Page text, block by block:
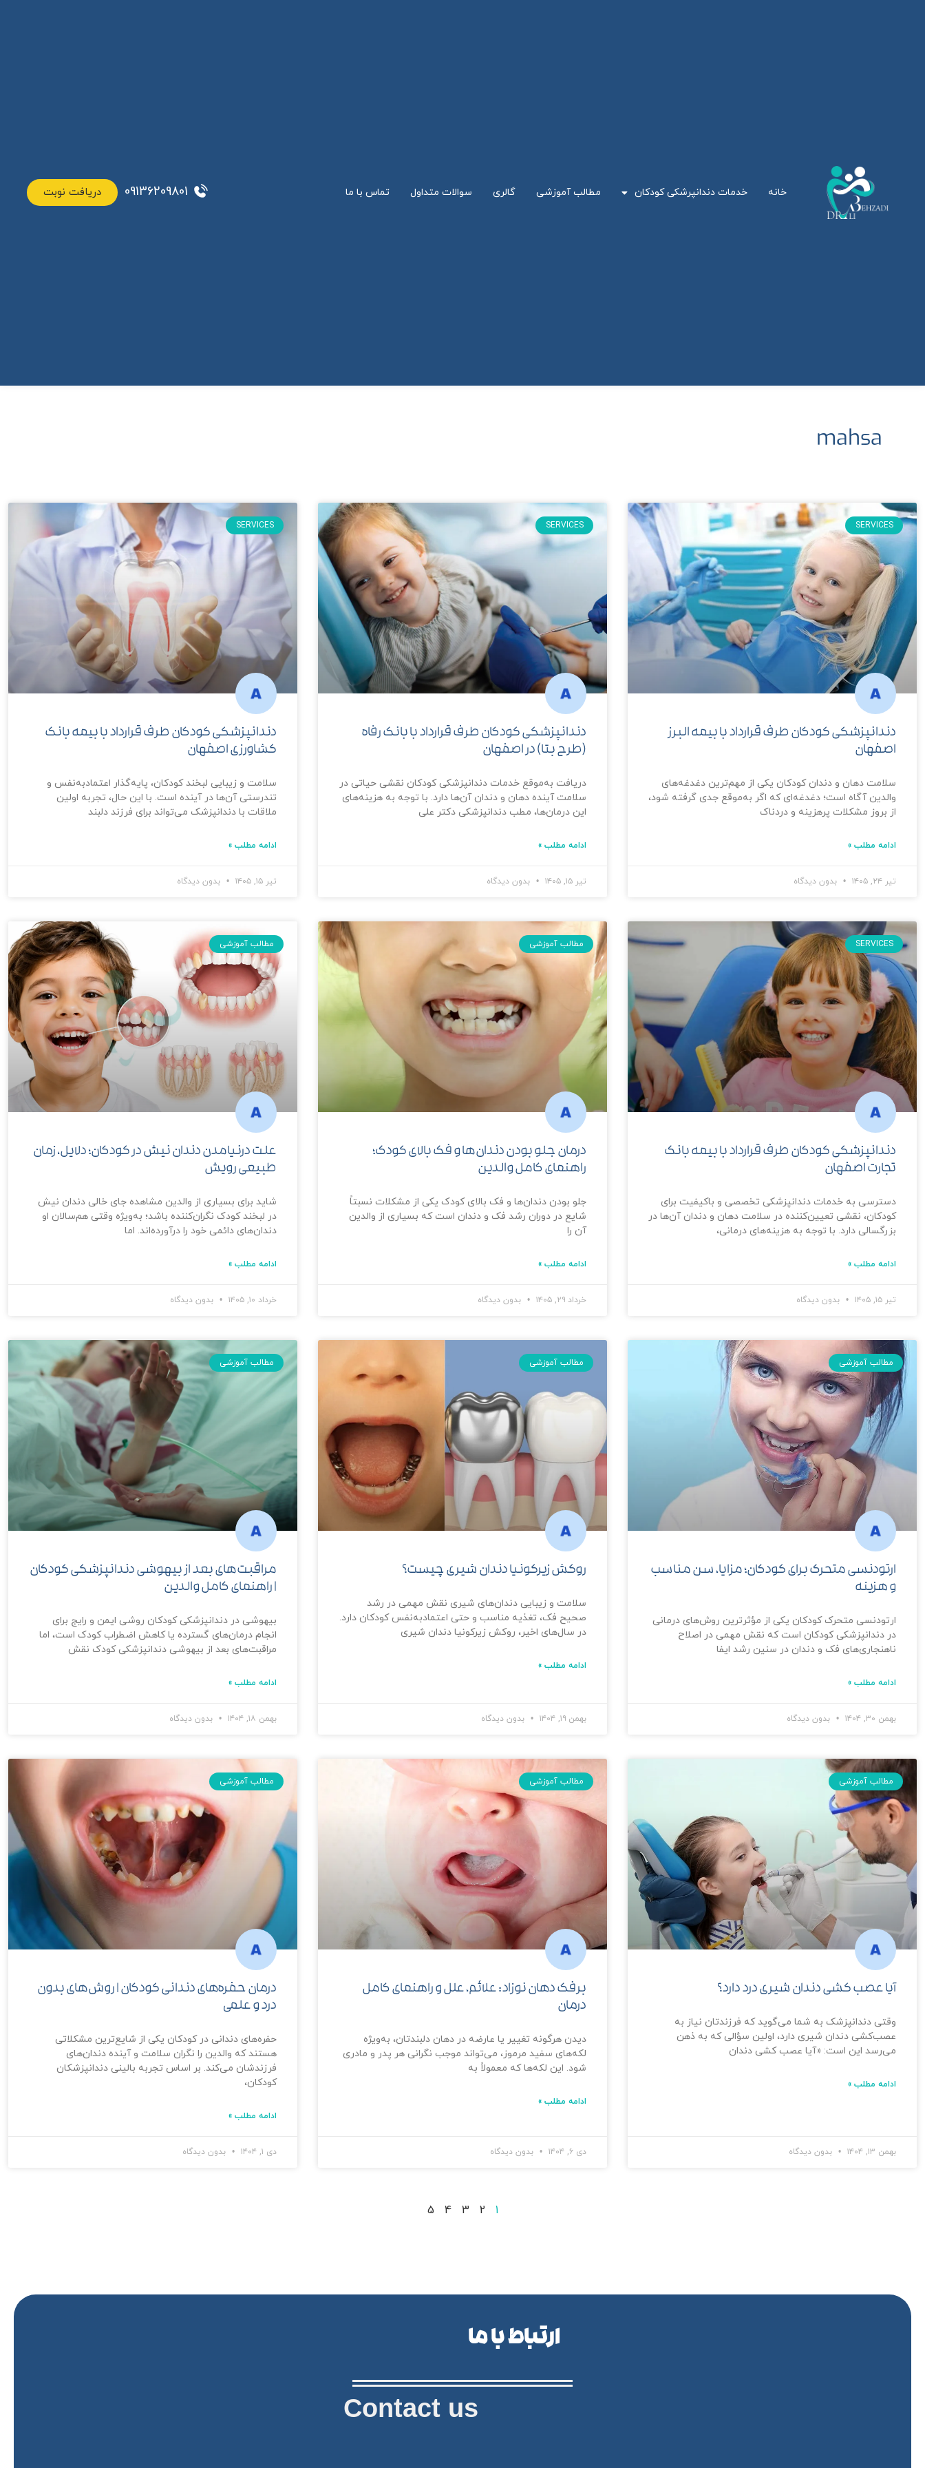
خانه خدمات دندانپرشکی کودکان مطالب آموزشی گالری سوالات متداول تماس با ما 09136209801 دریافت نوبت
mahsa
SERVICES
دندانپزشکی کودکان طرف قرارداد با بیمه البرز
اصفهان
سلامت دهان و دندان کودکان یکی از مهم‌ترین دغدغه‌های
والدین آگاه است؛ دغدغه‌ای که اگر به‌موقع جدی گرفته شود،
از بروز مشکلات پرهزینه و دردناک
ادامه مطلب »
تیر ۲۴, ۱۴۰۵ بدون دیدگاه
SERVICES
دندانپزشکی کودکان طرف قرارداد با بانک رفاه
(طرح بتا) در اصفهان
دریافت به‌موقع خدمات دندانپزشکی کودکان نقشی حیاتی در
سلامت آینده دهان و دندان آن‌ها دارد. با توجه به هزینه‌های
این درمان‌ها، مطب دندانپزشکی دکتر علی
ادامه مطلب »
تیر ۱۵, ۱۴۰۵ بدون دیدگاه
SERVICES
دندانپزشکی کودکان طرف قرارداد با بیمه بانک
کشاورزی اصفهان
سلامت و زیبایی لبخند کودکان، پایه‌گذار اعتمادبه‌نفس و
تندرستی آن‌ها در آینده است. با این حال، تجربه اولین
ملاقات با دندانپزشک می‌تواند برای فرزند دلبند
ادامه مطلب »
تیر ۱۵, ۱۴۰۵ بدون دیدگاه
SERVICES
دندانپزشکی کودکان طرف قرارداد با بیمه بانک
تجارت اصفهان
دسترسی به خدمات دندانپزشکی تخصصی و باکیفیت برای
کودکان، نقشی تعیین‌کننده در سلامت دهان و دندان آن‌ها در
بزرگسالی دارد. با توجه به هزینه‌های درمانی،
ادامه مطلب »
تیر ۱۵, ۱۴۰۵ بدون دیدگاه
مطالب آموزشی
درمان جلو بودن دندان‌ها و فک بالای کودک؛
راهنمای کامل والدین
جلو بودن دندان‌ها و فک بالای کودک یکی از مشکلات نسبتاً
شایع در دوران رشد فک و دندان است که بسیاری از والدین
آن را
ادامه مطلب »
خرداد ۲۹, ۱۴۰۵ بدون دیدگاه
مطالب آموزشی
علت درنیامدن دندان نیش در کودکان؛ دلایل، زمان
طبیعی رویش
شاید برای بسیاری از والدین مشاهده جای خالی دندان نیش
در لبخند کودک نگران‌کننده باشد؛ به‌ویژه وقتی هم‌سالان او
دندان‌های دائمی خود را درآورده‌اند. اما
ادامه مطلب »
خرداد ۱۰, ۱۴۰۵ بدون دیدگاه
مطالب آموزشی
ارتودنسی متحرک برای کودکان؛ مزایا، سن مناسب
و هزینه
ارتودنسی متحرک کودکان یکی از مؤثرترین روش‌های درمانی
در دندانپزشکی کودکان است که نقش مهمی در اصلاح
ناهنجاری‌های فک و دندان در سنین رشد ایفا
ادامه مطلب »
بهمن ۳۰, ۱۴۰۴ بدون دیدگاه
مطالب آموزشی
روکش زیرکونیا دندان شیری چیست؟
سلامت و زیبایی دندان‌های شیری نقش مهمی در رشد
صحیح فک، تغذیه مناسب و حتی اعتمادبه‌نفس کودکان دارد.
در سال‌های اخیر، روکش زیرکونیا دندان شیری
ادامه مطلب »
بهمن ۱۹, ۱۴۰۴ بدون دیدگاه
مطالب آموزشی
مراقبت‌های بعد از بیهوشی دندانپزشکی کودکان
| راهنمای کامل والدین
بیهوشی در دندانپزشکی کودکان روشی ایمن و رایج برای
انجام درمان‌های گسترده یا کاهش اضطراب کودک است، اما
مراقبت‌های بعد از بیهوشی دندانپزشکی کودک نقش
ادامه مطلب »
بهمن ۱۸, ۱۴۰۴ بدون دیدگاه
مطالب آموزشی
آیا عصب کشی دندان شیری درد دارد؟
وقتی دندانپزشک به شما می‌گوید که فرزندتان نیاز به
عصب‌کشی دندان شیری دارد، اولین سؤالی که به ذهن
می‌رسد این است: «آیا عصب کشی دندان
ادامه مطلب »
بهمن ۱۳, ۱۴۰۴ بدون دیدگاه
مطالب آموزشی
برفک دهان نوزاد: علائم، علل و راهنمای کامل
درمان
دیدن هرگونه تغییر یا عارضه در دهان دلبندتان، به‌ویژه
لکه‌های سفید مرموز، می‌تواند موجب نگرانی هر پدر و مادری
شود. این لکه‌ها که معمولاً به
ادامه مطلب »
دی ۶, ۱۴۰۴ بدون دیدگاه
مطالب آموزشی
درمان حفره‌های دندانی کودکان | روش‌های بدون
درد و علمی
حفره‌های دندانی در کودکان یکی از شایع‌ترین مشکلاتی
هستند که والدین را نگران سلامت و آینده دندان‌های
فرزندشان می‌کند. بر اساس تجربه بالینی دندانپزشکان
کودکان،
ادامه مطلب »
دی ۱, ۱۴۰۴ بدون دیدگاه
1
2
3
4
5
ارتباط با ما
Contact us